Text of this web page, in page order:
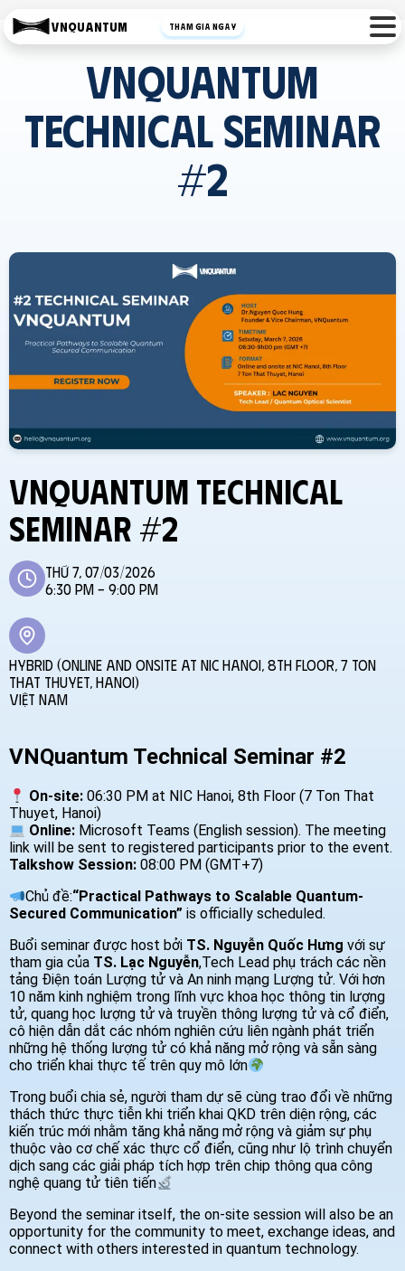
VNQuantum Tham gia ngay
VNQuantum
Technical Seminar
#2
VNQuantum Technical
Seminar #2
Thứ 7, 07/03/2026
6:30 PM - 9:00 PM
Hybrid (Online and onsite at NIC Hanoi, 8th Floor, 7 Ton
That Thuyet, Hanoi)
Việt Nam
VNQuantum Technical Seminar #2
On-site: 06:30 PM at NIC Hanoi, 8th Floor (7 Ton That
Thuyet, Hanoi)
Online: Microsoft Teams (English session). The meeting
link will be sent to registered participants prior to the event.
Talkshow Session: 08:00 PM (GMT+7)
Chủ đề:“Practical Pathways to Scalable Quantum-
Secured Communication” is officially scheduled.
Buổi seminar được host bởi TS. Nguyễn Quốc Hưng với sự
tham gia của TS. Lạc Nguyễn,Tech Lead phụ trách các nền
tảng Điện toán Lượng tử và An ninh mạng Lượng tử. Với hơn
10 năm kinh nghiệm trong lĩnh vực khoa học thông tin lượng
tử, quang học lượng tử và truyền thông lượng tử và cổ điển,
cô hiện dẫn dắt các nhóm nghiên cứu liên ngành phát triển
những hệ thống lượng tử có khả năng mở rộng và sẵn sàng
cho triển khai thực tế trên quy mô lớn
Trong buổi chia sẻ, người tham dự sẽ cùng trao đổi về những
thách thức thực tiễn khi triển khai QKD trên diện rộng, các
kiến trúc mới nhằm tăng khả năng mở rộng và giảm sự phụ
thuộc vào cơ chế xác thực cổ điển, cũng như lộ trình chuyển
dịch sang các giải pháp tích hợp trên chip thông qua công
nghệ quang tử tiên tiến
Beyond the seminar itself, the on-site session will also be an
opportunity for the community to meet, exchange ideas, and
connect with others interested in quantum technology.